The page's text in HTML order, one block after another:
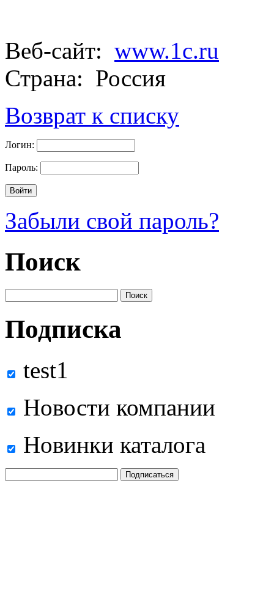
Веб-сайт: www.1c.ru
Страна: Россия
Возврат к списку
Логин:
Пароль:
Забыли свой пароль?
Поиск
Подписка
test1
Новости компании
Новинки каталога